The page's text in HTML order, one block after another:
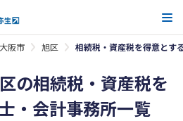
大阪市 旭区 相続税・資産税を得意とす
の相続税・資産税を
・会計事務所一覧